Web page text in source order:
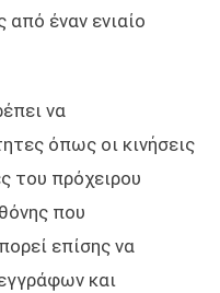
από έναν ενιαίο
να
όπως οι κινήσεις
του πρόχειρου
που
επίσης να
και